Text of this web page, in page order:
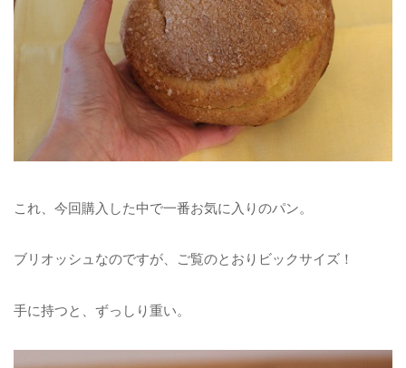
これ、今回購入した中で一番お気に入りのパン。
ブリオッシュなのですが、ご覧のとおりビックサイズ！
手に持つと、ずっしり重い。